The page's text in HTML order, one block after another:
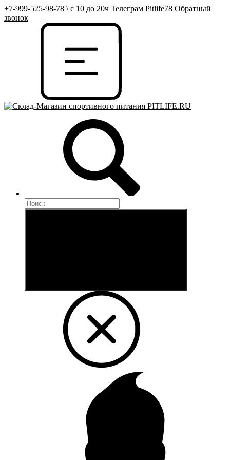
+7-999-525-98-78 \ с 10 до 20ч Телеграм Pitlife78 Обратный
звонок